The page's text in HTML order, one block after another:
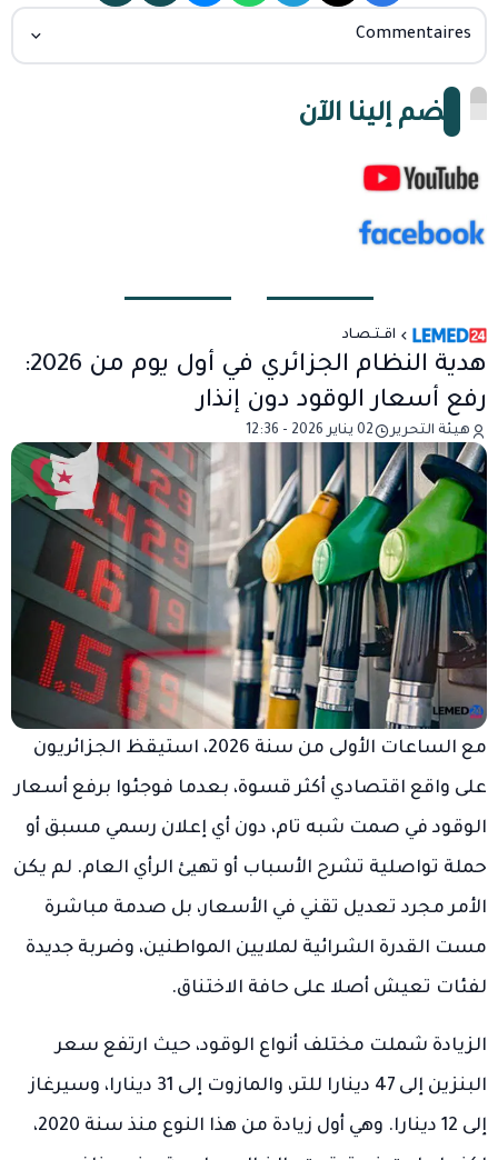
Commentaires
انضم إلينا الآن
اقـتـصـاد
هدية النظام الجزائري في أول يوم من 2026:
رفع أسعار الوقود دون إنذار
هيئة التحرير 02 يناير 2026 - 12:36
مع الساعات الأولى من سنة 2026، استيقظ الجزائريون
على واقع اقتصادي أكثر قسوة، بعدما فوجئوا برفع أسعار
الوقود في صمت شبه تام، دون أي إعلان رسمي مسبق أو
حملة تواصلية تشرح الأسباب أو تهيئ الرأي العام. لم يكن
الأمر مجرد تعديل تقني في الأسعار، بل صدمة مباشرة
مست القدرة الشرائية لملايين المواطنين، وضربة جديدة
لفئات تعيش أصلا على حافة الاختناق.
الزيادة شملت مختلف أنواع الوقود، حيث ارتفع سعر
البنزين إلى 47 دينارا للتر، والمازوت إلى 31 دينارا، وسيرغاز
إلى 12 دينارا. وهي أول زيادة من هذا النوع منذ سنة 2020،